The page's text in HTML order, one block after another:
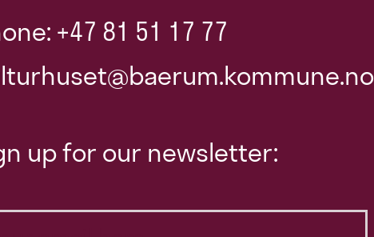
+47 81 51 17 77
up for our newsletter: